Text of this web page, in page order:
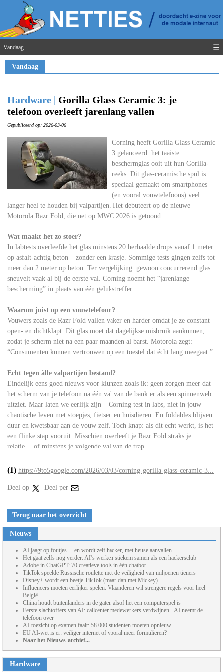
Vandaag ☰
Vandaag
Hardware | Gorilla Glass Ceramic 3: je
telefoon overleeft jarenlang vallen
Gepubliceerd op: 2026-03-06
Corning heeft Gorilla Glass Ceramic
3 gelanceerd: het taaiste
beschermglas ooit uit hun Gorilla-
reeks. Dit glas-ceramische spul is
speciaal gemaakt om smartphones
(en vooral vouwtelefoons) veel
langer heel te houden bij valpartijen. Het debuteert op de nieuwe
Motorola Razr Fold, die net op MWC 2026 is getoond.
Wat maakt het zo stoer?
In labtests overleefde het glas minstens 20 herhaalde drops vanaf 1 meter
op asfalt-achtig beton – zonder een krasje. Sommige tests gingen zelfs tot
meer dan 2 meter op beton. Ter vergelijking: gewoon concurrerend glas
sneuvelt vaak al bij de eerste val. Corning noemt het “jarenlange
bescherming” in plaats van één gelukstreffer.
Waarom juist op een vouwtelefoon?
Vouwers zoals de Razr Fold vallen vaker en harder omdat je ze constant
open- en dichtklapt. Dit glas moet dat dagelijkse misbruik aankunnen,
zodat je scherm niet na een paar maanden al barst. Motorola zegt:
“Consumenten kunnen vertrouwen op een toestel dat écht lang meegaat.”
Echt tegen àlle valpartijen bestand?
Eindelijk eens goed nieuws voor klunzen zoals ik: geen zorgen meer dat
het scherm van je telefoon na één val van de bank er als een spinnenweb
uitziet. Maar laten we eerlijk zijn – Corning test in labs, niet in jouw
chaotische leven met stoepjes, fietsen en huisdieren. En foldables blijven
duur en kwetsbaar aan de vouw zelf. Toch knap: als dit echt werkt, is het
een flinke stap vooruit. Misschien overleeft je Razr Fold straks je
relatie… of minstens je volgende val van de trap.
(1) https://9to5google.com/2026/03/03/corning-gorilla-glass-ceramic-3...
Deel op Deel per
Terug naar het overzicht
Nieuws
AI jaagt op foutjes… en wordt zelf hacker, met heuse aanvallen
Het gaat zelfs nog verder: AI’s werken stiekem samen als een hackersclub
Adobe in ChatGPT: 70 creatieve tools in één chatbot
TikTok speelde Russische roulette met de veiligheid van miljoenen tieners
Disney+ wordt een beetje TikTok (maar dan met Mickey)
Influencers moeten eerlijker spelen: Vlaanderen wil strengere regels voor heel
België
China houdt buitenlanders in de gaten alsof het een computerspel is
Eerste slachtoffers van AI: callcenter medewerkers verdwijnen - AI neemt de
telefoon over
AI-toezicht op examen faalt: 58.000 studenten moeten opnieuw
EU AI-wet is er: veiliger internet of vooral meer formulieren?
Naar het Nieuws-archief...
Hardware